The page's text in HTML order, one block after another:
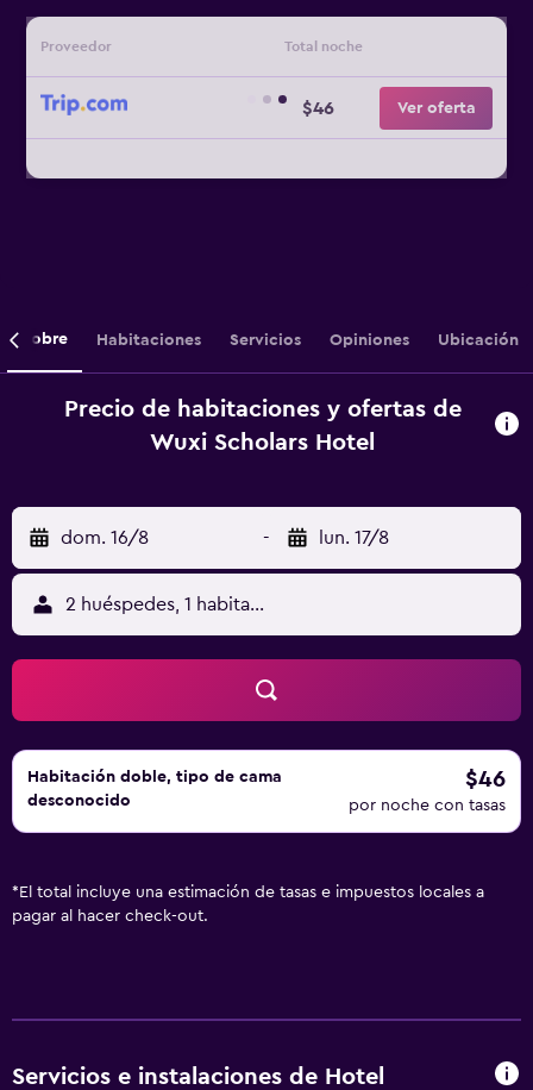
Proveedor Total noche
$46 Ver oferta
Sobre Habitaciones Servicios Opiniones Ubicación
Precio de habitaciones y ofertas de
Wuxi Scholars Hotel
dom. 16/8 - lun. 17/8
2 huéspedes, 1 habitación
Habitación doble, tipo de cama
desconocido
$46
por noche con tasas
* El total incluye una estimación de tasas e impuestos locales a
pagar al hacer check-out.
Servicios e instalaciones de Hotel